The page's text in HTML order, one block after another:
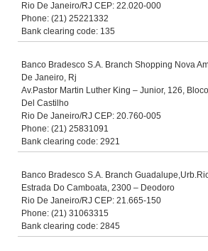
Rio De Janeiro/RJ CEP: 22.020-000
Phone: (21) 25221332
Bank clearing code: 135
Banco Bradesco S.A. Branch Shopping Nova
De Janeiro, Rj
Av.Pastor Martin Luther King – Junior, 126,
Del Castilho
Rio De Janeiro/RJ CEP: 20.760-005
Phone: (21) 25831091
Bank clearing code: 2921
Banco Bradesco S.A. Branch
Estrada Do Camboata, 2300 – Deodoro
Rio De Janeiro/RJ CEP: 21.665-150
Phone: (21) 31063315
Bank clearing code: 2845